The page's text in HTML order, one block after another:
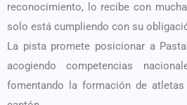
reconocimiento, lo recibe con
solo está cumpliendo con su
La pista promete posicionar a
acogiendo competencias
fomentando la formación de